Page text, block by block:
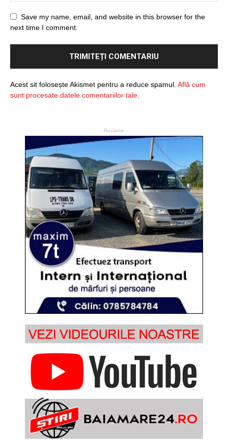
Save my name, email, and website in this browser for the
next time I comment.
Acest sit folosește Akismet pentru a reduce spamul. Află cum
sunt procesate datele comentariilor tale.
- Reclame -